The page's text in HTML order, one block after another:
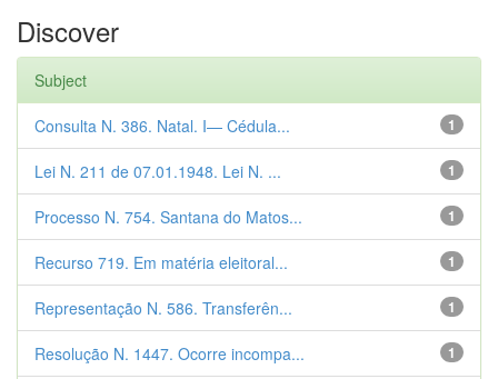
Discover
Subject
1
Consulta N. 386. Natal. I— Cédula...
1
Lei N. 211 de 07.01.1948. Lei N. ...
1
Processo N. 754. Santana do Matos...
1
Recurso 719. Em matéria eleitoral...
1
Representação N. 586. Transferên...
1
Resolução N. 1447. Ocorre incompa...